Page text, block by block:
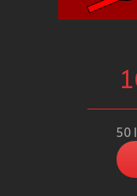
50